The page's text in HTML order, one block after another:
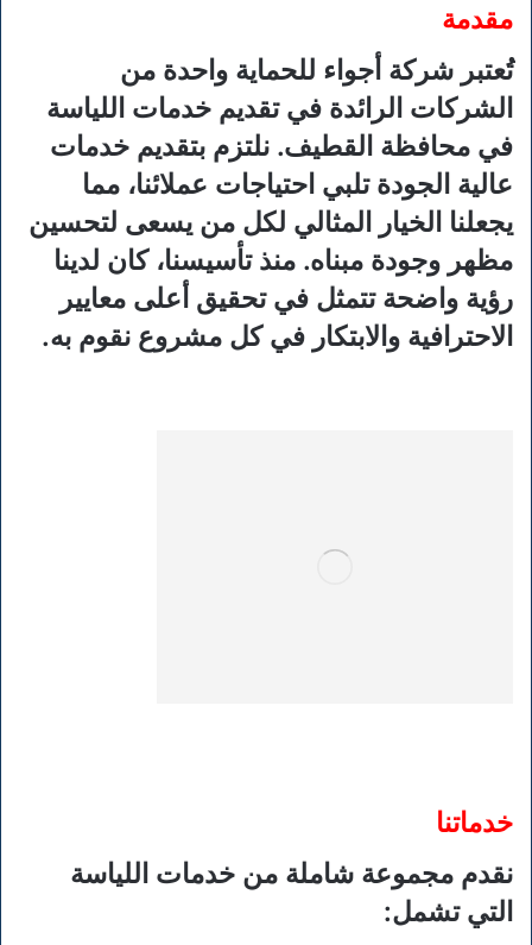
مقدمة
تُعتبر شركة أجواء للحماية واحدة من
الشركات الرائدة في تقديم خدمات اللياسة
في محافظة القطيف. نلتزم بتقديم خدمات
عالية الجودة تلبي احتياجات عملائنا، مما
يجعلنا الخيار المثالي لكل من يسعى لتحسين
مظهر وجودة مبناه. منذ تأسيسنا، كان لدينا
رؤية واضحة تتمثل في تحقيق أعلى معايير
الاحترافية والابتكار في كل مشروع نقوم به.
خدماتنا
نقدم مجموعة شاملة من خدمات اللياسة
التي تشمل: